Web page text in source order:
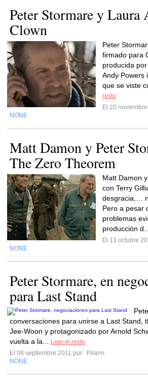
Peter Stormare y Laura
Clown
Peter
firmado para
producida
Andy Powers
que se viste
resto
El 20
NONE
Matt Damon y Peter
The Zero Theorem
Matt Damon
con Terry
desgracia,…
Pero a pesar
problemas
producción d...
El 13 octubre
NONE
Peter Stormare, en
para Last Stand
conversaciones para unirse a Last Stand,
Jee-Woon y protagonizado por Arnold
vuelta a la...
Leer el resto
El 08 septiembre 2011 por
Pilarm
NONE